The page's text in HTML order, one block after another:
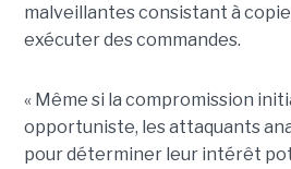
malveillantes consistant à
exécuter des commandes.
« Même si la compromission
opportuniste, les attaquants
pour déterminer leur intérêt